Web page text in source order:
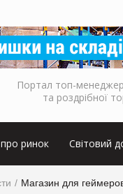
Портал топ-
та роздрібної
ринок Світовий
Магазин для